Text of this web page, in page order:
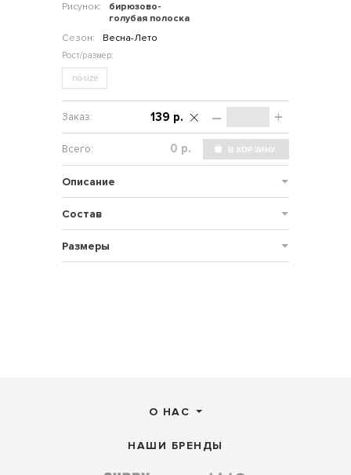
Рисунок:
бирюзово-
голубая полоска
Сезон:
Весна-Лето
no-size
– +
139 р.
р.
Описание
Состав
Размеры
О НАС
НАШИ БРЕНДЫ